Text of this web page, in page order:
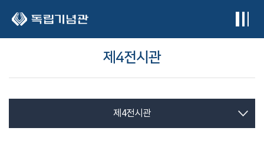
제4전시관
제4전시관